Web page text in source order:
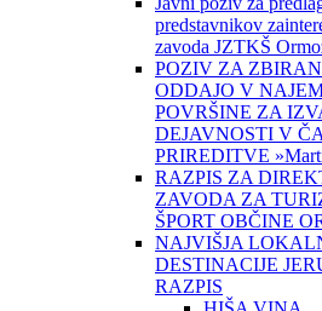
predstavnikov
zavoda JZTKŠ
POZIV ZA
ODDAJO V
POVRŠINE ZA
DEJAVNOSTI V
PRIREDITVE
RAZPIS ZA
ZAVODA ZA
ŠPORT OBČINE
NAJVIŠJA
DESTINACIJE
RAZPIS